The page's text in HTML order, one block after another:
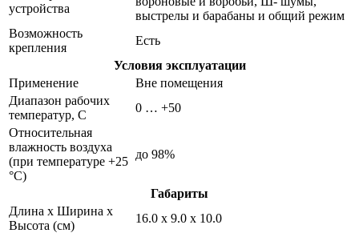
устройства
выстрелы и барабаны и общий режим
Возможность
крепления
Есть
Условия эксплуатации
Применение
Вне помещения
Диапазон рабочих
температур, С
0 … +50
Относительная
влажность воздуха
(при температуре +25
°С)
до 98%
Габариты
Длина х Ширина х
Высота (см)
16.0 х 9.0 х 10.0